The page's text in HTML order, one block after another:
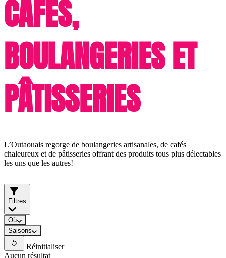
CAFÉS,
BOULANGERIES ET
PÂTISSERIES
L’Outaouais regorge de boulangeries artisanales, de cafés
chaleureux et de pâtisseries offrant des produits tous plus délectables
les uns que les autres!
Filtres
Où
Saisons
Réinitialiser
Aucun résultat